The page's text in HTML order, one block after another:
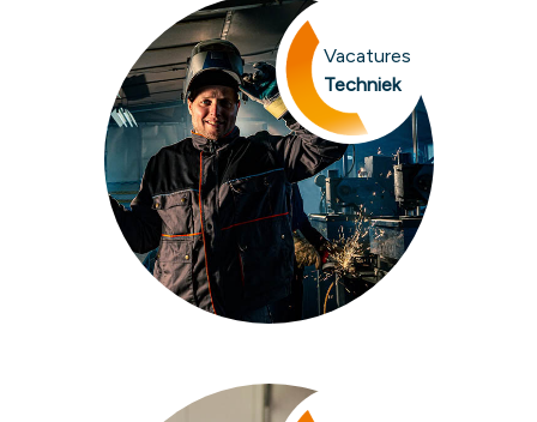
Vacatures
Techniek